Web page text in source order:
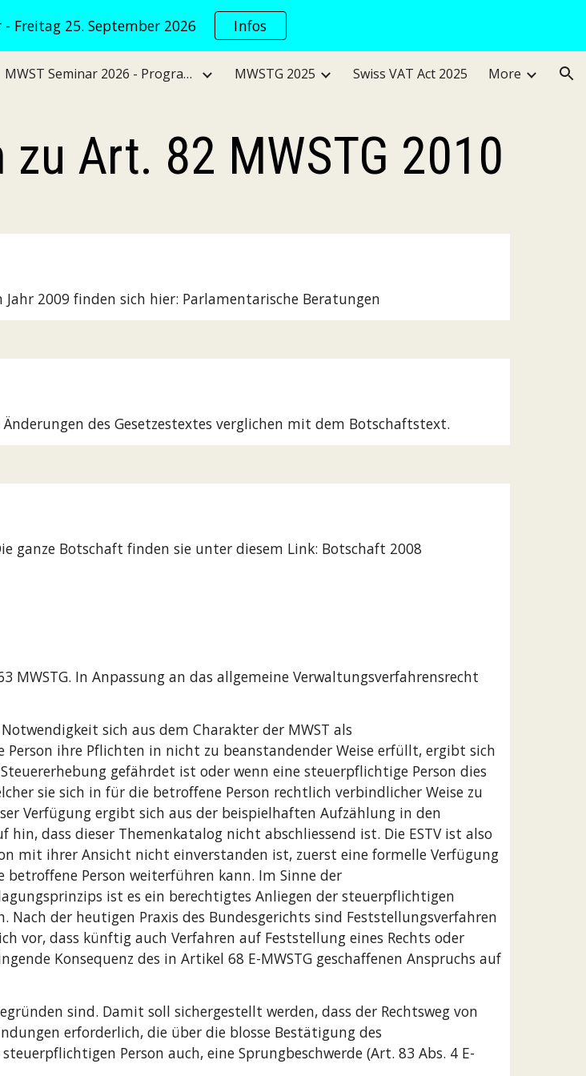
Skip to navigation
Freitag 25. September 2026 Infos
MWST Seminar 2026 - Programm MWSTG 2025 Swiss VAT Act 2025 More
Art. 82 MWSTG 2010
2009 finden sich hier: Parlamentarische Beratungen
des Gesetzestextes verglichen mit dem Botschaftstext.
ganze Botschaft finden sie unter diesem Link: Botschaft 2008
In Anpassung an das allgemeine Verwaltungsverfahrensrecht
sich aus dem Charakter der MWST als
ihre Pflichten in nicht zu beanstandender Weise erfüllt, ergibt sich
gefährdet ist oder wenn eine steuerpflichtige Person dies
sie sich in für die betroffene Person rechtlich verbindlicher Weise zu
Verfügung ergibt sich aus der beispielhaften Aufzählung in den
dass dieser Themenkatalog nicht abschliessend ist. Die ESTV ist also
mit ihrer Ansicht nicht einverstanden ist, zuerst eine formelle Verfügung
Person weiterführen kann. Im Sinne der
ist es ein berechtigtes Anliegen der steuerpflichtigen
der heutigen Praxis des Bundesgerichts sind Feststellungsverfahren
vor, dass künftig auch Verfahren auf Feststellung eines Rechts oder
Konsequenz des in Artikel 68 E-MWSTG geschaffenen Anspruchs auf
sind. Damit soll sichergestellt werden, dass der Rechtsweg von
erforderlich, die über die blosse Bestätigung des
Person auch, eine Sprungbeschwerde (Art. 83 Abs. 4 E-